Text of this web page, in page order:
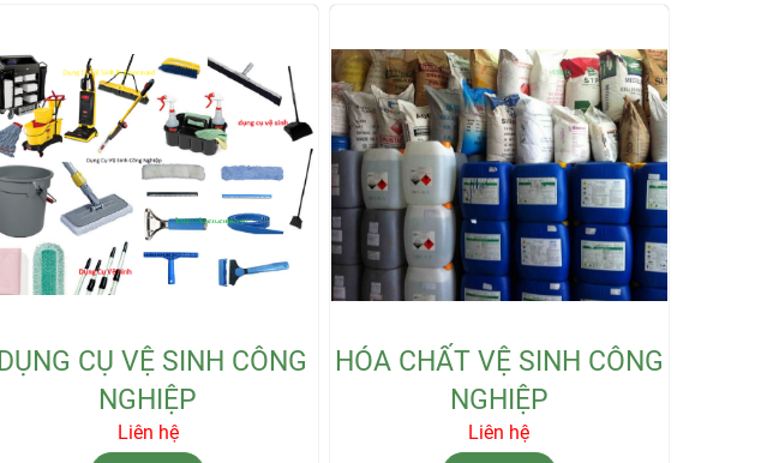
DỤNG CỤ VỆ SINH CÔNG
NGHIỆP
Liên hệ
HÓA CHẤT VỆ SINH CÔNG
NGHIỆP
Liên hệ